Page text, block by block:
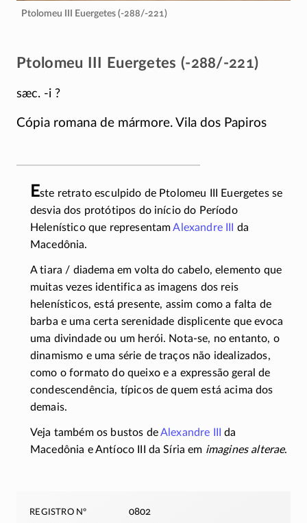
Ptolomeu III Euergetes (-288/-221)
Ptolomeu III Euergetes (-288/-221)
sæc. -i ?
Cópia romana de mármore. Vila dos Papiros
Este retrato esculpido de Ptolomeu III Euergetes se
desvia dos protótipos do início do Período
Helenístico que representamAlexandre III
da
Macedônia.
A tiara / diadema em volta do cabelo, elemento que
muitas vezes identifica as imagens dos reis
helenísticos, está presente, assim como a falta de
barba e uma certa serenidade displicente que evoca
uma divindade ou um herói. Nota-se, no entanto, o
dinamismo e uma série de traços não idealizados,
como o formato do queixo e a expressão geral de
condescendência, típicos de quem está acima dos
demais.
Veja também os bustos deAlexandre III
da
Macedônia e Antíoco III da Síria em imagines alterae.
registro nº 0802